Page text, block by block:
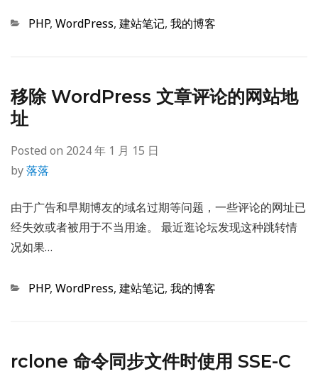
Categories
PHP, WordPress, 建站笔记, 我的博客
移除 WordPress 文章评论的网站地
址
Posted on 2024 年 1 月 15 日
by落落
由于广告和早期博友的域名过期等问题，一些评论的网址已
经失效或者被用于不当用途。 最近逛论坛发现这种跳转情
况如果…
Categories
PHP, WordPress, 建站笔记, 我的博客
rclone 命令同步文件时使用 SSE-C